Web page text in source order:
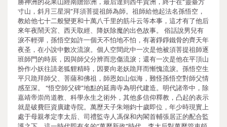
寸山，斜月三星洞”拜須菩提祖師為師。祖師給他起法名孫悟空，
教給他七十二般變更和十萬八千里的筋斗云等本事，這才有了他后
來年夜鬧天宮、西天取經、降妖除魔的出色故事。 俗話說男兒有
淚不輕彈，孫悟空如許一個天不怕地不怕，有著錚錚鐵骨的齊天年
夜圣，在小說中數次流淚。個人空間此中一次是他被須菩提祖師逐
班師門的時辰，因與師父分辨而悲傷流淚；還有一次是他在平頂山
扮作小妖往請老狐貍精時，因要向老妖跪拜而慚愧流淚。孫悟空生
平只跪拜師父、菩薩和佛祖，師恩如山似海，難怪孫悟空對師父情
感至深。 “悟空師父碑”地點的延壽寺為明代建造。明代諸帝中，除
嘉靖帝崇尚道教、科學永生之術外，其他多信仰釋教，凸起的表示
就是破費巨資廣建寺院。萬歷天子朱翊鈞十歲即位，年少時現實上
處于母親孝定李太后、司禮監寺人馮保和內閣首輔張居正的配合監